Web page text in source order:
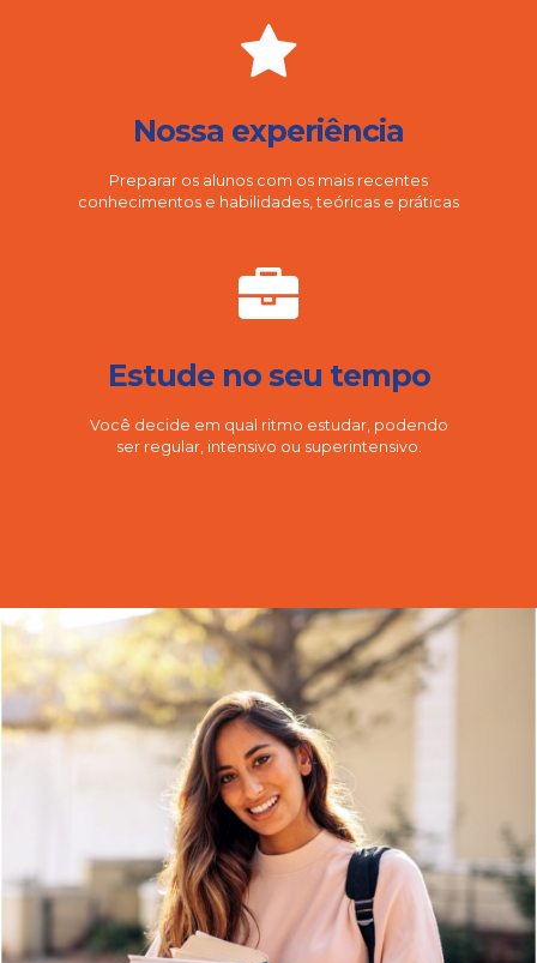
Nossa experiência
Preparar os alunos com os mais recentes
conhecimentos e habilidades, teóricas e práticas
Estude no seu tempo
Você decide em qual ritmo estudar, podendo
ser regular, intensivo ou superintensivo.